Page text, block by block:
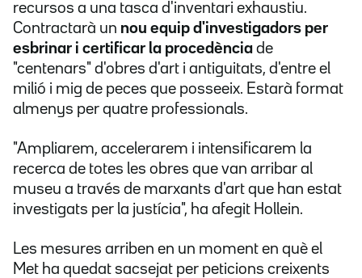
recursos a una tasca d'inventari exhaustiu.
Contractarà un nou equip d'investigadors per
esbrinar i certificar la procedència de
"centenars" d'obres d'art i antiguitats, d'entre el
milió i mig de peces que posseeix. Estarà format
almenys per quatre professionals.
"Ampliarem, accelerarem i intensificarem la
recerca de totes les obres que van arribar al
museu a través de marxants d'art que han estat
investigats per la justícia", ha afegit Hollein.
Les mesures arriben en un moment en què el
Met ha quedat sacsejat per peticions creixents